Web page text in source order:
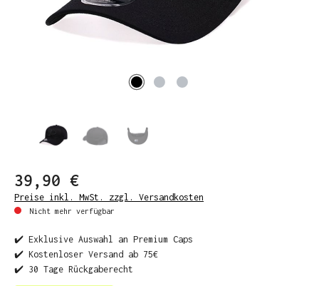
39,90 €
Preise inkl. MwSt. zzgl. Versandkosten
Nicht mehr verfügbar
✔️ Exklusive Auswahl an Premium Caps
✔️ Kostenloser Versand ab 75€
✔️ 30 Tage Rückgaberecht